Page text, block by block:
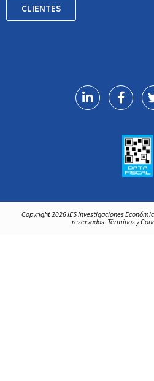
CLIENTES
Copyright 2026 IES Investigaciones
reservados. Términos y